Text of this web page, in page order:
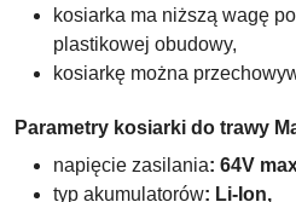
kosiarka ma niższą wagę
plastikowej obudowy,
kosiarkę można
Parametry kosiarki do trawy
napięcie zasilania: 64V
typ akumulatorów: Li-Ion,